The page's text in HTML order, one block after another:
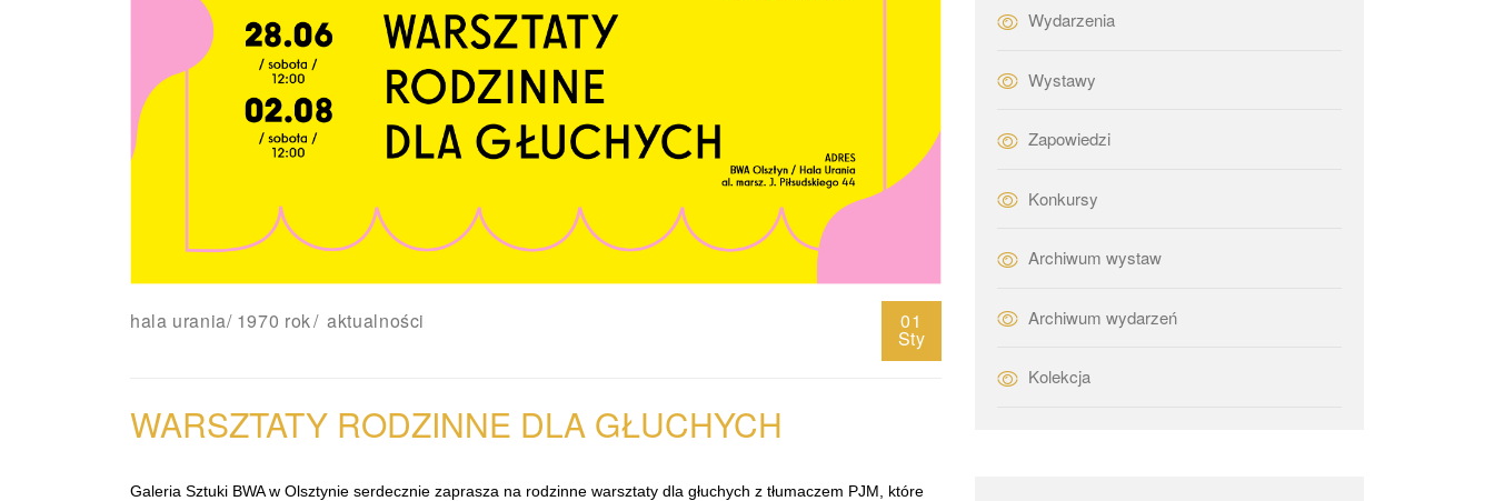
hala urania/ 1970 rok aktualności 01
Sty
WARSZTATY RODZINNE DLA GŁUCHYCH
Galeria Sztuki BWA w Olsztynie serdecznie zaprasza na rodzinne warsztaty dla głuchych z tłumaczem PJM, które
Wydarzenia
Wystawy
Zapowiedzi
Konkursy
Archiwum wystaw
Archiwum wydarzeń
Kolekcja